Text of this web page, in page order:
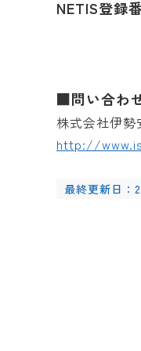
NETIS登録
■問い合わ
株式会社伊勢
http://
最終更新日：